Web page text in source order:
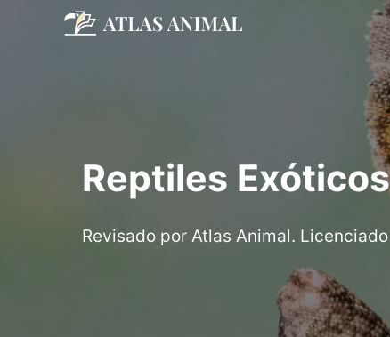
Reptiles Exóticos
Revisado por Atlas Animal.